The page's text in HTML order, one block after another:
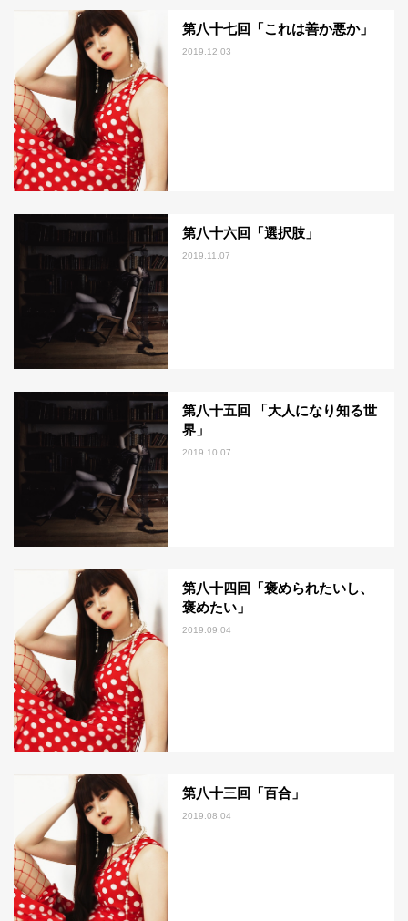
第八十七回「これは善か悪か」
2019.12.03
第八十六回「選択肢」
2019.11.07
第八十五回 「大人になり知る世
界」
2019.10.07
第八十四回「褒められたいし、
褒めたい」
2019.09.04
第八十三回「百合」
2019.08.04